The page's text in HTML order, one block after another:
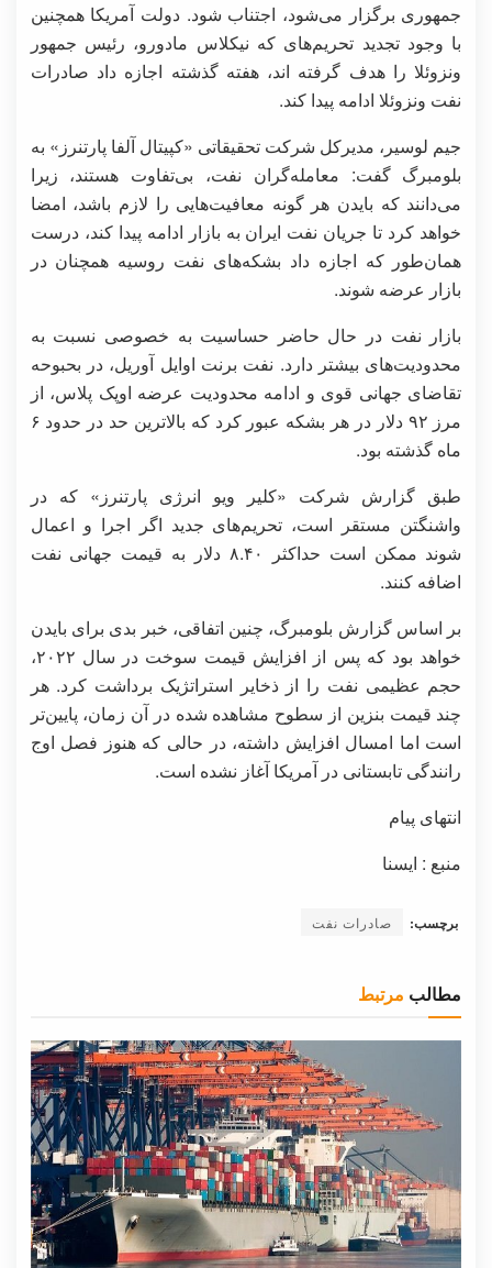
جمهوری برگزار می‌شود، اجتناب شود. دولت آمریکا همچنین
با وجود تجدید تحریم‌های که نیکلاس مادورو، رئیس جمهور
ونزوئلا را هدف گرفته اند، هفته گذشته اجازه داد صادرات
نفت ونزوئلا ادامه پیدا کند.
جیم لوسیر، مدیرکل شرکت تحقیقاتی «کپیتال آلفا پارتنرز» به
بلومبرگ گفت:‌ معامله‌گران نفت، بی‌تفاوت هستند، زیرا
می‌دانند که بایدن هر گونه معافیت‌هایی را لازم باشد، امضا
خواهد کرد تا جریان نفت ایران به بازار ادامه پیدا کند، درست
همان‌طور که اجازه داد بشکه‌های نفت روسیه همچنان در
بازار عرضه شوند.
بازار نفت در حال حاضر حساسیت به خصوصی نسبت به
محدودیت‌های بیشتر دارد. نفت برنت اوایل آوریل، در بحبوحه
تقاضای جهانی قوی و ادامه محدودیت عرضه اوپک پلاس، از
مرز ۹۲ دلار در هر بشکه عبور کرد که بالاترین حد در حدود ۶
ماه گذشته بود.
طبق گزارش شرکت «کلیر ویو انرژی پارتنرز» که در
واشنگتن مستقر است، تحریم‌های جدید اگر اجرا و اعمال
شوند ممکن است حداکثر ۸.۴۰ دلار به قیمت جهانی نفت
اضافه کنند.
بر اساس گزارش بلومبرگ، چنین اتفاقی، خبر بدی برای بایدن
خواهد بود که پس از افزایش قیمت سوخت در سال ۲۰۲۲،
حجم عظیمی نفت را از ذخایر استراتژیک برداشت کرد. هر
چند قیمت بنزین از سطوح مشاهده شده در آن زمان، پایین‌تر
است اما امسال افزایش داشته، در حالی که هنوز فصل اوج
رانندگی تابستانی در آمریکا آغاز نشده است.
انتهای پیام
منبع : ایسنا
برچسب: صادرات نفت
مطالب مرتبط